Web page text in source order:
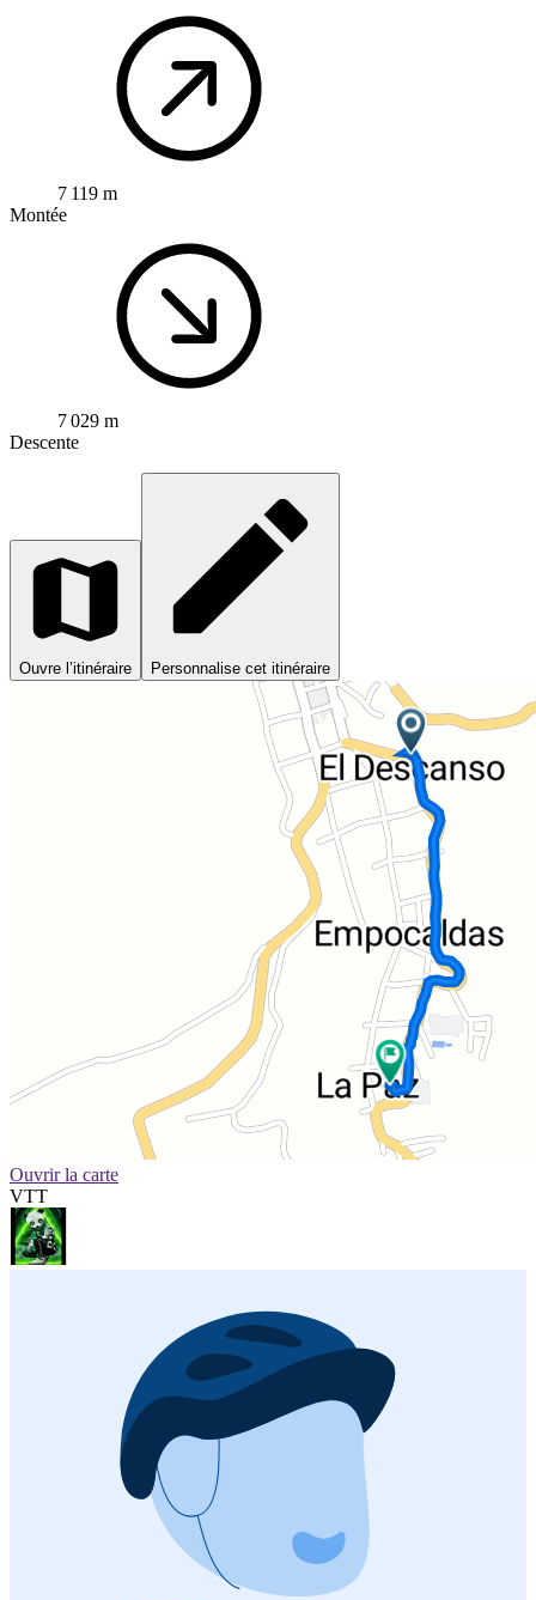
7 119 m
Montée
7 029 m
Descente
Ouvre l’itinéraire Personnalise cet itinéraire
Ouvrir la carte
VTT